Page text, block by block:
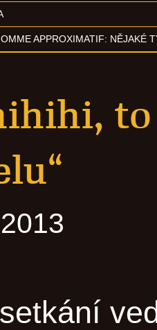
APPROXIMATIF: NĚJAKÉ